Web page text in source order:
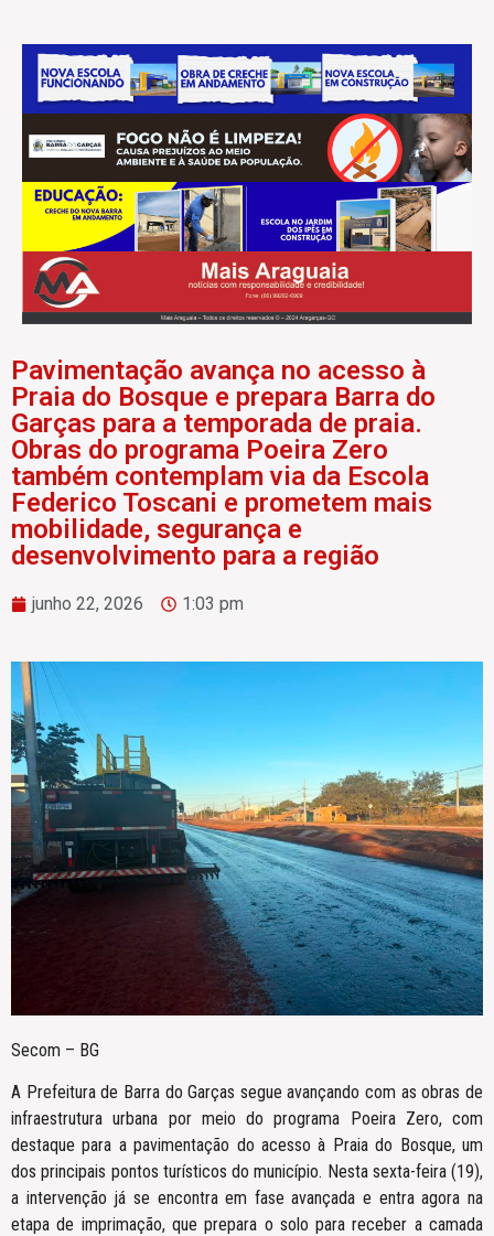
Pavimentação avança no acesso à
Praia do Bosque e prepara Barra do
Garças para a temporada de praia.
Obras do programa Poeira Zero
também contemplam via da Escola
Federico Toscani e prometem mais
mobilidade, segurança e
desenvolvimento para a região
junho 22, 2026 1:03 pm
Secom – BG
A Prefeitura de Barra do Garças segue avançando com as obras de
infraestrutura urbana por meio do programa Poeira Zero, com
destaque para a pavimentação do acesso à Praia do Bosque, um
dos principais pontos turísticos do município. Nesta sexta-feira (19),
a intervenção já se encontra em fase avançada e entra agora na
etapa de imprimação, que prepara o solo para receber a camada